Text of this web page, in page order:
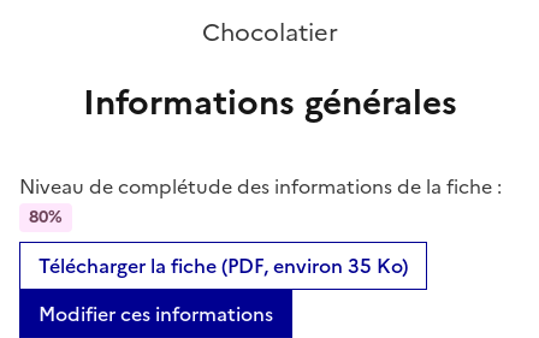
Chocolatier
Informations générales
Niveau de complétude des informations de la fiche :
80%
Télécharger la fiche (PDF, environ 35 Ko)
Modifier ces informations